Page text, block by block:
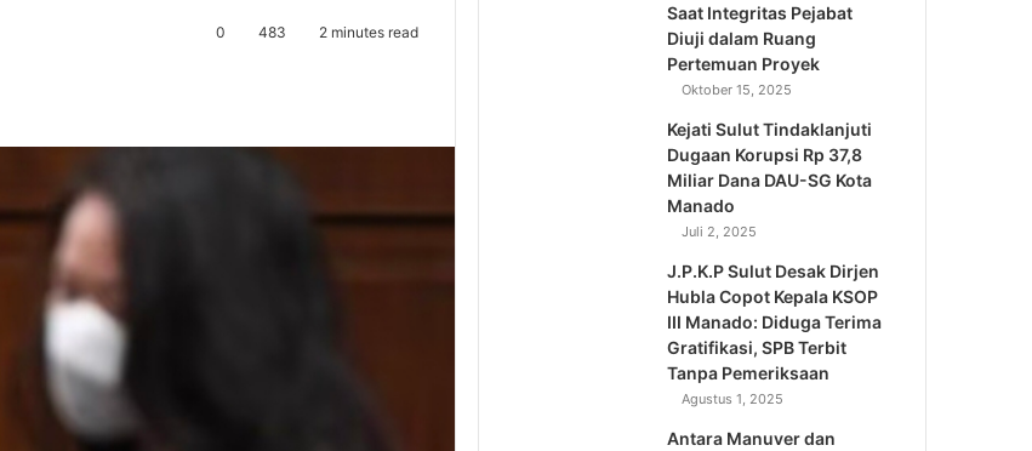
0 483 2 minutes read
Saat Integritas Pejabat
Diuji dalam Ruang
Pertemuan Proyek
Oktober 15, 2025
Kejati Sulut Tindaklanjuti
Dugaan Korupsi Rp 37,8
Miliar Dana DAU-SG Kota
Manado
Juli 2, 2025
J.P.K.P Sulut Desak Dirjen
Hubla Copot Kepala KSOP
III Manado: Diduga Terima
Gratifikasi, SPB Terbit
Tanpa Pemeriksaan
Agustus 1, 2025
Antara Manuver dan